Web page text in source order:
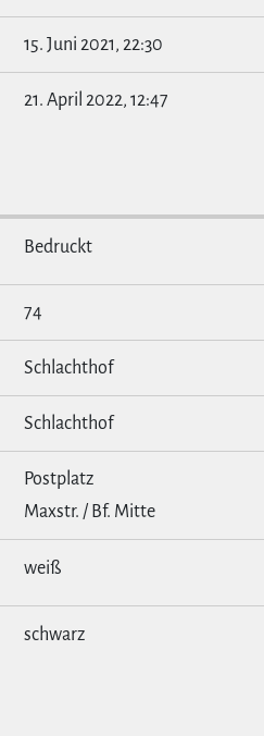
15. Juni 2021, 22:30
21. April 2022, 12:47
Bedruckt
74
Schlachthof
Schlachthof
Postplatz
Maxstr. / Bf. Mitte
weiß
schwarz